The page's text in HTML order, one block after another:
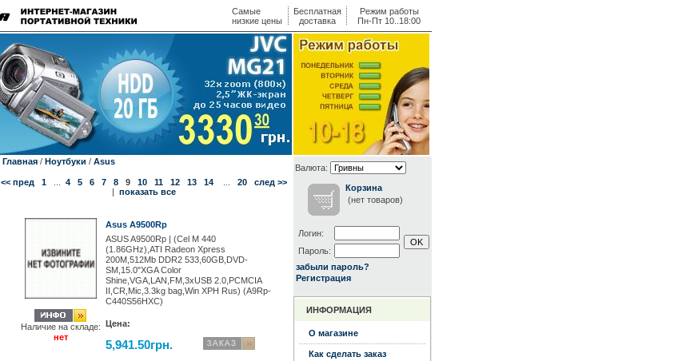
Самые
низкие цены
Бесплатная
доставка
Режим работы
Пн-Пт 10..18:00
Главная/ Ноутбуки / Asus
<< пред 1... 4 5 6 7 8 9 10 11 12 13 14... 20
след >>
| показать все
Наличие на складе:
нет
Asus A9500Rp
ASUS A9500Rp | (Cel M 440
(1.86GHz),ATI Radeon Xpress
200M,512Mb DDR2 533,60GB,DVD-
SM,15.0"XGA Color
Shine,VGA,LAN,FM,3xUSB 2.0,PCMCIA
II,CR,Mic,3.3kg bag,Win XPH Rus) (A9Rp-
C440S56HXC)
Цена:
5,941.50грн.
Валюта:
Корзина
(нет товаров)
Логин:
Пароль:
забыли пароль?
Регистрация
ИНФОРМАЦИЯ
О магазине
Как сделать заказ